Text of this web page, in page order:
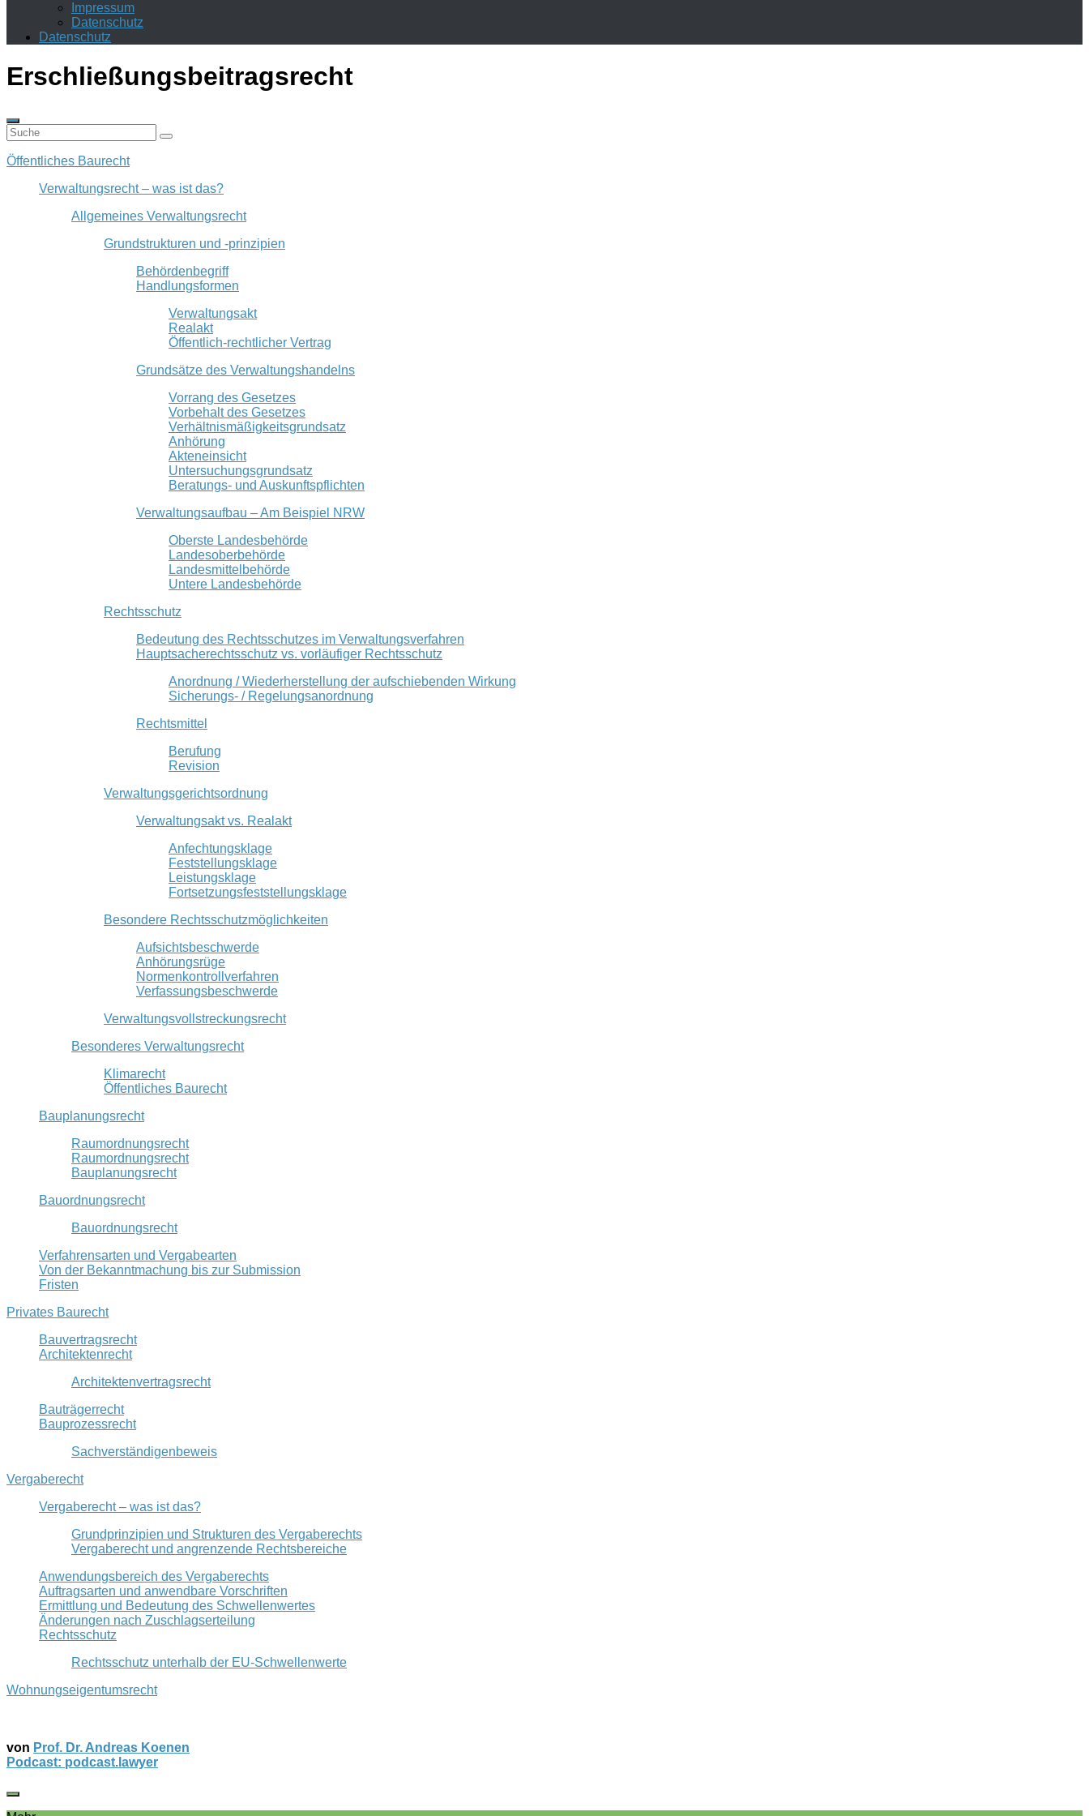
Impressum
Datenschutz
Datenschutz
Erschließungsbeitragsrecht
Öffentliches Baurecht
Verwaltungsrecht – was ist das?
Allgemeines Verwaltungsrecht
Grundstrukturen und -prinzipien
Behördenbegriff
Handlungsformen
Verwaltungsakt
Realakt
Öffentlich-rechtlicher Vertrag
Grundsätze des Verwaltungshandelns
Vorrang des Gesetzes
Vorbehalt des Gesetzes
Verhältnismäßigkeitsgrundsatz
Anhörung
Akteneinsicht
Untersuchungsgrundsatz
Beratungs- und Auskunftspflichten
Verwaltungsaufbau – Am Beispiel NRW
Oberste Landesbehörde
Landesoberbehörde
Landesmittelbehörde
Untere Landesbehörde
Rechtsschutz
Bedeutung des Rechtsschutzes im Verwaltungsverfahren
Hauptsacherechtsschutz vs. vorläufiger Rechtsschutz
Anordnung / Wiederherstellung der aufschiebenden Wirkung
Sicherungs- / Regelungsanordnung
Rechtsmittel
Berufung
Revision
Verwaltungsgerichtsordnung
Verwaltungsakt vs. Realakt
Anfechtungsklage
Feststellungsklage
Leistungsklage
Fortsetzungsfeststellungsklage
Besondere Rechtsschutzmöglichkeiten
Aufsichtsbeschwerde
Anhörungsrüge
Normenkontrollverfahren
Verfassungsbeschwerde
Verwaltungsvollstreckungsrecht
Besonderes Verwaltungsrecht
Klimarecht
Öffentliches Baurecht
Bauplanungsrecht
Raumordnungsrecht
Raumordnungsrecht
Bauplanungsrecht
Bauordnungsrecht
Bauordnungsrecht
Verfahrensarten und Vergabearten
Von der Bekanntmachung bis zur Submission
Fristen
Privates Baurecht
Bauvertragsrecht
Architektenrecht
Architektenvertragsrecht
Bauträgerrecht
Bauprozessrecht
Sachverständigenbeweis
Vergaberecht
Vergaberecht – was ist das?
Grundprinzipien und Strukturen des Vergaberechts
Vergaberecht und angrenzende Rechtsbereiche
Anwendungsbereich des Vergaberechts
Auftragsarten und anwendbare Vorschriften
Ermittlung und Bedeutung des Schwellenwertes
Änderungen nach Zuschlagserteilung
Rechtsschutz
Rechtsschutz unterhalb der EU-Schwellenwerte
Wohnungseigentumsrecht
von Prof. Dr. Andreas Koenen
Podcast: podcast.lawyer